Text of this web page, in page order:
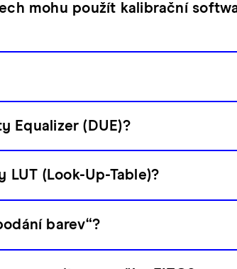
mohu použít kalibrační
Equalizer (DUE)?
(Look-Up-Table)?
barev“?